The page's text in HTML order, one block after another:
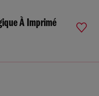
À Imprimé